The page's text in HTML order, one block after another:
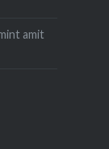
amit